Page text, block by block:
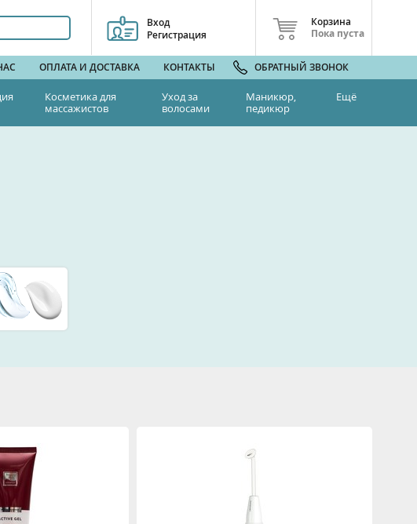
Вход
Регистрация
Корзина
Пока пуста
ОПЛАТА И ДОСТАВКА КОНТАКТЫ ОБРАТНЫЙ ЗВОНОК
Косметика для
массажистов
Уход за
волосами
Маникюр,
педикюр
Ещё